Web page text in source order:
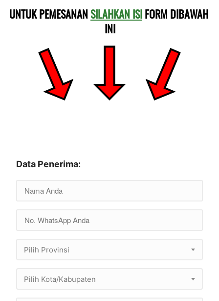
UNTUK PEMESANAN SILAHKAN ISI FORM DIBAWAH
INI
Data Penerima:
Pilih Provinsi
Pilih Kota/Kabupaten